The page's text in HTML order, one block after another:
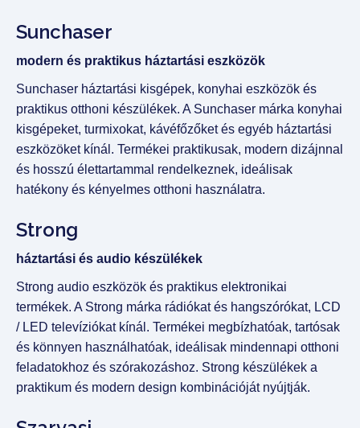
Sunchaser
modern és praktikus háztartási eszközök
Sunchaser háztartási kisgépek, konyhai eszközök és
praktikus otthoni készülékek. A Sunchaser márka konyhai
kisgépeket, turmixokat, kávéfőzőket és egyéb háztartási
eszközöket kínál. Termékei praktikusak, modern dizájnnal
és hosszú élettartammal rendelkeznek, ideálisak
hatékony és kényelmes otthoni használatra.
Strong
háztartási és audio készülékek
Strong audio eszközök és praktikus elektronikai
termékek. A Strong márka rádiókat és hangszórókat, LCD
/ LED televíziókat kínál. Termékei megbízhatóak, tartósak
és könnyen használhatóak, ideálisak mindennapi otthoni
feladatokhoz és szórakozáshoz. Strong készülékek a
praktikum és modern design kombinációját nyújtják.